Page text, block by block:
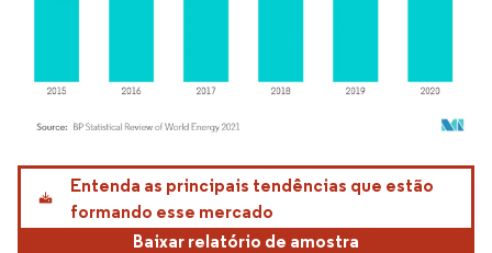
Imagem © Mordor Intelligence. O reuso requer atribuição conforme CC BY 4.0.
Entenda as principais tendências que estão
formando esse mercado
Baixar relatório de amostra